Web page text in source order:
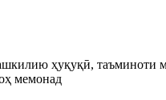
ҳуқуқӣ,
мемонад